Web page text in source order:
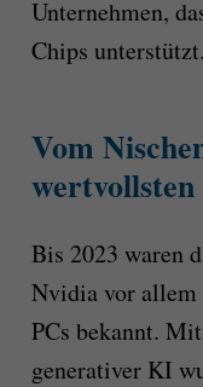
Unternehmen,
Chips unterstützt.
Vom
Bis 2023 waren
Nvidia vor
PCs bekannt.
generativer KI